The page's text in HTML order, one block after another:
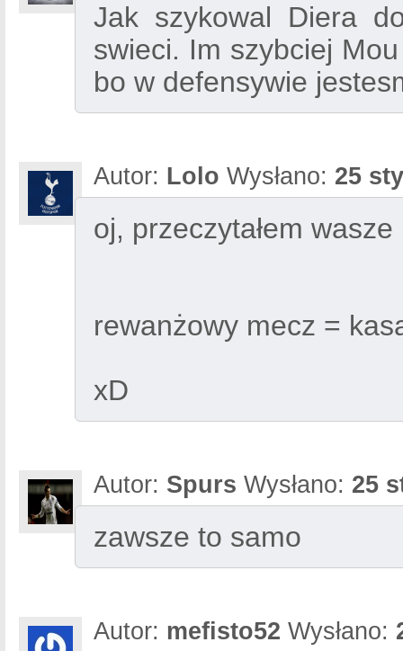
Jak szykowal Diera
swieci. Im szybciej
bo w defensywie
Autor: Lolo Wysłano: 25
oj, przeczytałem
rewanżowy mecz =
xD
Autor: Spurs Wysłano: 25
zawsze to samo
Autor: mefisto52 Wysłano: